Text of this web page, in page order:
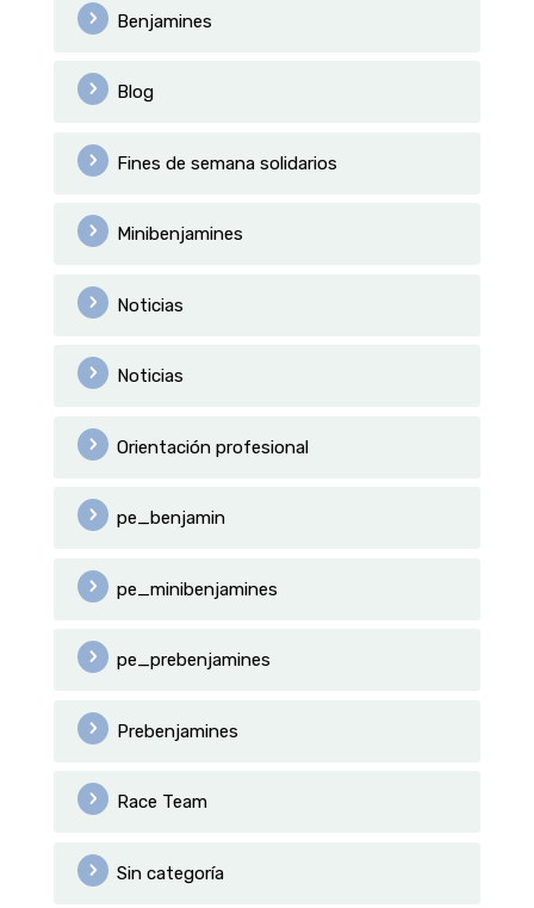
Benjamines
Blog
Fines de semana solidarios
Minibenjamines
Noticias
Noticias
Orientación profesional
pe_benjamin
pe_minibenjamines
pe_prebenjamines
Prebenjamines
Race Team
Sin categoría